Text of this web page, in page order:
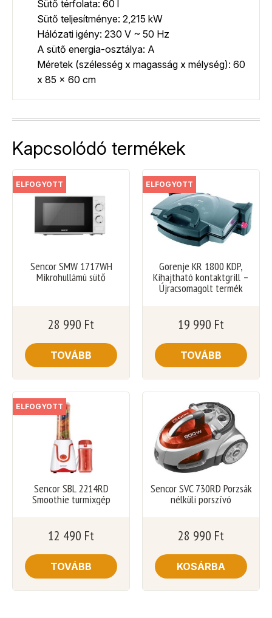
Sütő térfolata: 60 l
Sütő teljesítménye: 2,215 kW
Hálózati igény: 230 V ~ 50 Hz
A sütő energia-osztálya: A
Méretek (szélesség x magasság x mélység): 60
x 85 x 60 cm
Kapcsolódó termékek
ELFOGYOTT
Sencor SMW 1717WH
Mikrohullámú sütő
28 990 Ft
TOVÁBB
ELFOGYOTT
Gorenje KR 1800 KDP,
Kihajtható kontaktgrill –
Újracsomagolt termék
19 990 Ft
TOVÁBB
ELFOGYOTT
Sencor SBL 2214RD
Smoothie turmixgép
12 490 Ft
TOVÁBB
Sencor SVC 730RD Porzsák
nélküli porszívó
28 990 Ft
KOSÁRBA